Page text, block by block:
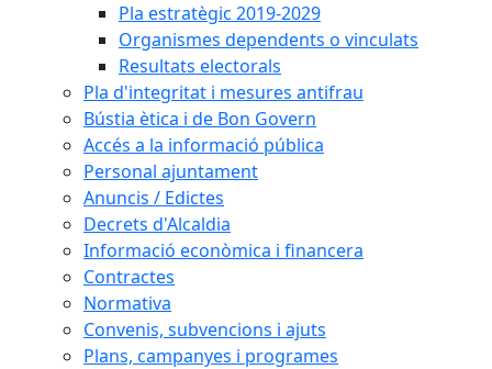
Pla estratègic 2019-2029
Organismes dependents o vinculats
Resultats electorals
Pla d'integritat i mesures antifrau
Bústia ètica i de Bon Govern
Accés a la informació pública
Personal ajuntament
Anuncis / Edictes
Decrets d'Alcaldia
Informació econòmica i financera
Contractes
Normativa
Convenis, subvencions i ajuts
Plans, campanyes i programes